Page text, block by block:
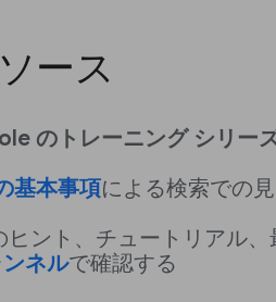
ース
のトレーニング シリー
基本事項による検索での
ント、チュートリアル、
ネルで確認する